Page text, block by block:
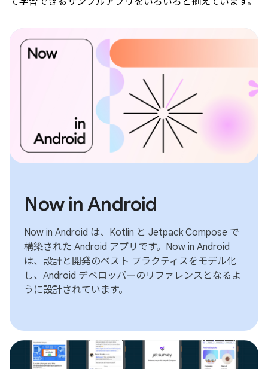
Now in Android
Now in Android は、Kotlin と Jetpack Compose で
構築された Android アプリです。Now in Android
は、設計と開発のベスト プラクティスをモデル化
し、Android デベロッパーのリファレンスとなるよ
うに設計されています。